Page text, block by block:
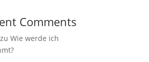
Comments
zuWie werde ich